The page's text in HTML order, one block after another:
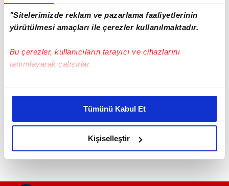
"Sitelerimizde reklam ve pazarlama faaliyetlerinin
yürütülmesi amaçları ile çerezler kullanılmaktadır.
Bu çerezler, kullanıcıların tarayıcı ve cihazlarını
tanımlayarak çalışırlar.
Bu çerezlere izin vermeniz halinde sizlere özel
daha iyi reklam deneyimi yaşatabiliriz. Bunu yaparken
amacımızın size daha iyi bir reklam deneyimi sunmak
olduğunu ve sizlere en iyi içerikleri sunabilmek adına
elimizden gelen çabayı gösterdiğimizi ve bu noktada,
reklamların maliyetlerimizi karşılamak noktasında tek gelir
Tümünü Kabul Et
Kişiselleştir